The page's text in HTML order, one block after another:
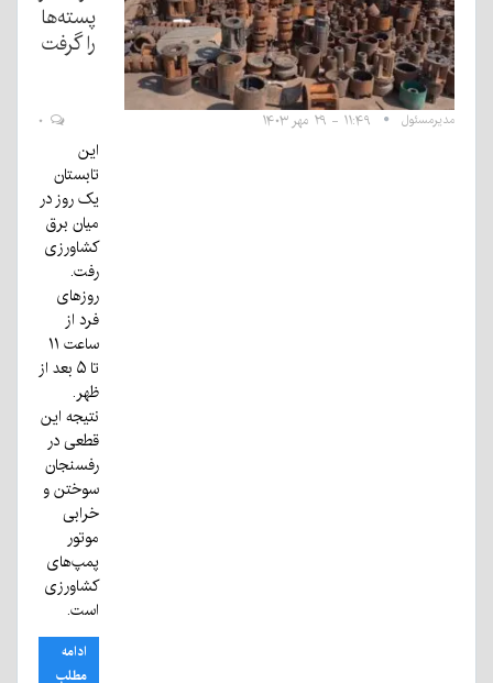
پسته‌ها
را گرفت
مدیرمسئول ۱۱:۴۹ - ۲۹ مهر ۱۴۰۳
این
تابستان
یک روز در
میان برق
کشاورزی
رفت.
روزهای
فرد از
ساعت ۱۱
تا ۵ بعد از
ظهر.
نتیجه این
قطعی در
رفسنجان
سوختن و
خرابی
موتور
پمپ‌‌های
کشاورزی
است.
ادامه
مطلب